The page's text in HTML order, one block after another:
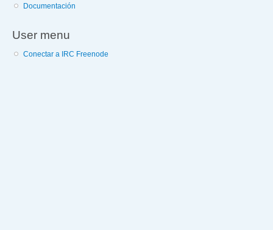
Documentación
User menu
Conectar a IRC Freenode